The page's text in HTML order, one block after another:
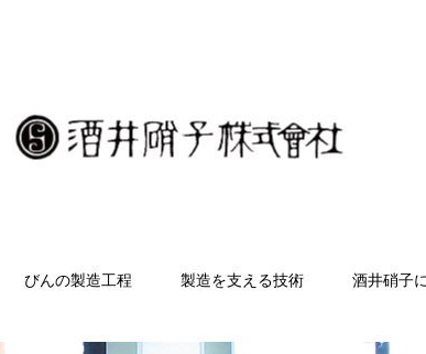
びんの製造工程 製造を支える技術 酒井硝子